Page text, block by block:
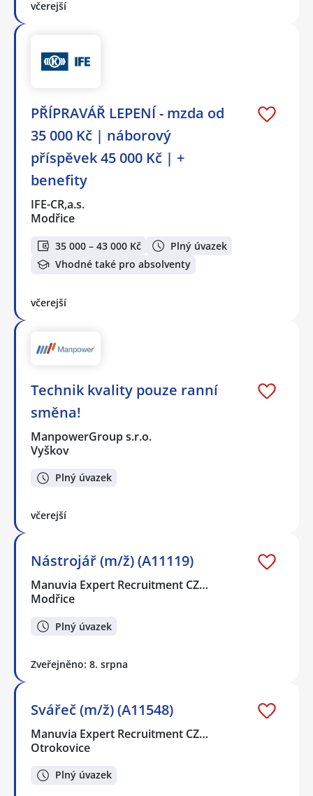
včerejší
PŘÍPRAVÁŘ LEPENÍ - mzda od
35 000 Kč | náborový
příspěvek 45 000 Kč | +
benefity
IFE-CR,a.s.
Modřice
35 000 – 43 000 Kč
Plný úvazek
Vhodné také pro absolventy
včerejší
Technik kvality pouze ranní
směna!
ManpowerGroup s.r.o.
Vyškov
Plný úvazek
včerejší
Nástrojář (m/ž) (A11119)
Manuvia Expert Recruitment CZ…
Modřice
Plný úvazek
Zveřejněno: 8. srpna
Svářeč (m/ž) (A11548)
Manuvia Expert Recruitment CZ…
Otrokovice
Plný úvazek